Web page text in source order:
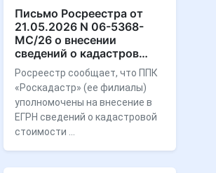
Письмо Росреестра от
21.05.2026 N 06-5368-
МС/26 о внесении
сведений о кадастров…
Росреестр сообщает, что ППК
«Роскадастр» (ее филиалы)
уполномочены на внесение в
ЕГРН сведений о кадастровой
стоимости …